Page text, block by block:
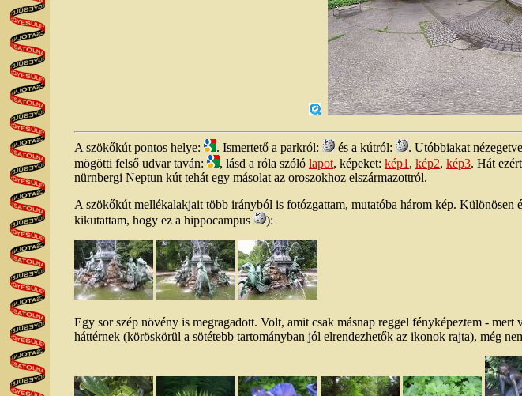
A szökőkút pontos helye: . Ismertető a parkról: és a kútról:
. Utóbbiakat
mögötti felső udvar taván:
, lásd a róla szóló lapot, képeket: kép1 , kép2, kép3. Hát
nürnbergi Neptun kút tehát egy másolat az oroszokhoz elszármazottról.
A szökőkút mellékalakjait több irányból is fotózgattam, mutatóba három kép.
kikutattam, hogy ez a hippocampus
):
Egy sor szép növény is megragadott. Volt, amit csak másnap reggel fényképeztem -
háttérnek (köröskörül a sötétebb tartományban jól elrendezhetők az ikonok rajta), még